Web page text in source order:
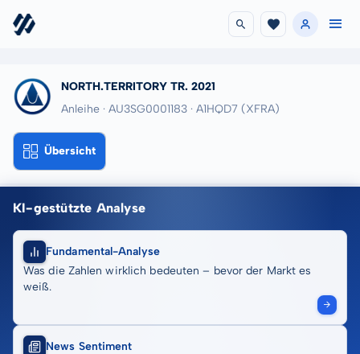
NORTH.TERRITORY TR. 2021
Anleihe · AU3SG0001183 · A1HQD7 (XFRA)
Übersicht
KI-gestützte Analyse
Fundamental-Analyse
Was die Zahlen wirklich bedeuten – bevor der Markt es
weiß.
News Sentiment